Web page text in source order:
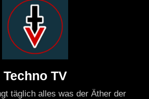
Techno TV
täglich alles was der Äther der